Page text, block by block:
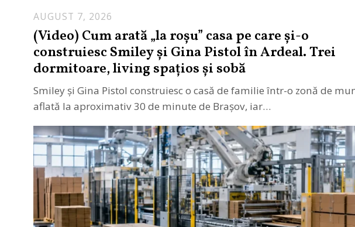
AUGUST 7, 2026
(Video) Cum arată „la roşu” casa pe care şi-o
construiesc Smiley şi Gina Pistol în Ardeal. Trei
dormitoare, living spațios și sobă
Smiley și Gina Pistol construiesc o casă de familie într-o zonă de
aflată la aproximativ 30 de minute de Brașov, iar…